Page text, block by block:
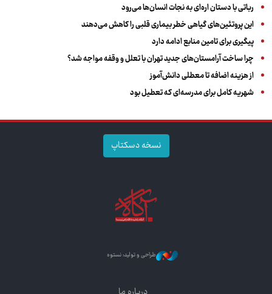
رباتی با دستان اره‌ای به نجات انسان‌ها می‌رود
این پروتئین‌های گیاهی خطر بیماری قلبی را کاهش می‌دهند
پیگیری برای تامین منابع ادامه دارد
چرا ساخت آرامستان‌های جدید تهران با تعلل و وقفه مواجه شد؟
از هزینه اضافه تا معطلی دانش‌آموز
شهریه کامل برای مدرسه‌ای که تعطیل بود
نسخه دسکتاپ
طراحی و تولید: نستوه